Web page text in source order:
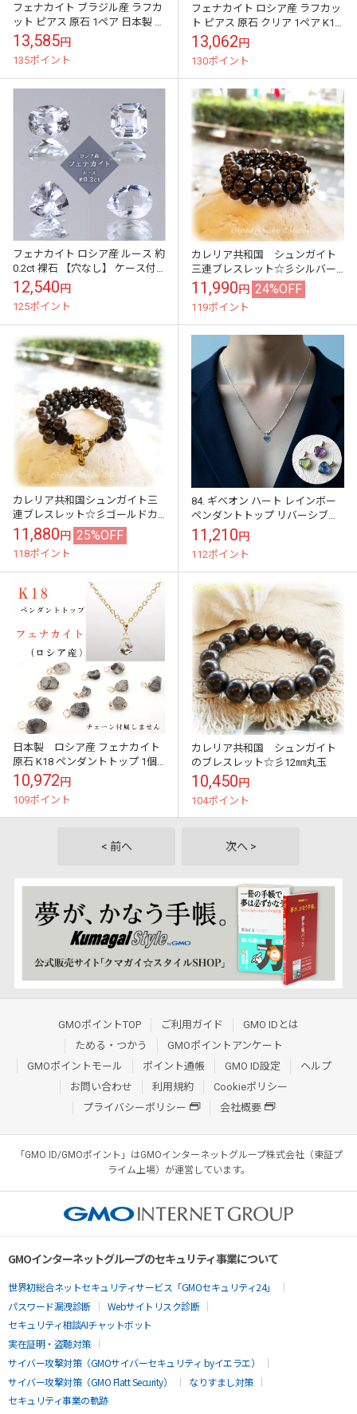
フェナカイト ブラジル産 ラフカ
ット ピアス 原石 1ペア 日本製 パ
ワーストーン レディース アクセ
サリー スピリチュアル 希少...
13,585円
135ポイント
フェナカイト ロシア産 ラフカッ
ト ピアス 原石 クリア 1ペア K18
18金 日本製 パワーストーン レデ
ィース アクセサリー...
13,062円
130ポイント
フェナカイト ロシア産 ルース 約
0.2ct 裸石 【穴なし】 ケース付
き 鑑賞 天然石 鉱物 浄化 お守り
パワーストーン カラ...
12,540円
125ポイント
カレリア共和国 シュンガイト
三連ブレスレット☆彡シルバー
カラー金具タイプ
11,990円 24%OFF
119ポイント
カレリア共和国シュンガイト三
連ブレスレット☆彡ゴールドカ
ラー金具タイプ
11,880円 25%OFF
118ポイント
84. ギベオン ハート レインボー
ペンダントトップ リバーシブル
SV925 隕石 メテオライト 日本製
11,210円
112ポイント
日本製 ロシア産 フェナカイト
原石 K18 ペンダントトップ 1個
天然石 自社工場制作 アカネ
10,972円
109ポイント
カレリア共和国 シュンガイト
のブレスレット☆彡12㎜丸玉
10,450円
104ポイント
< 前へ 次へ >
GMOポイントTOP ご利用ガイド
GMO IDとは
ためる・つかう
GMOポイントアンケート
GMOポイントモール
ポイント通帳 GMO ID設定
ヘルプ
お問い合わせ
利用規約
Cookieポリシー
プライバシーポリシー
会社概要
「GMO ID/GMOポイント」はGMOインターネットグループ株式会社（東証プ
ライム上場）が運営しています。
GMOインターネットグループのセキュリティ事業について
世界初総合ネットセキュリティサービス「GMOセキュリティ24」
パスワード漏洩診断
Webサイトリスク診断
セキュリティ相談AIチャットボット
実在証明・盗聴対策
サイバー攻撃対策（GMOサイバーセキュリティ byイエラエ）
サイバー攻撃対策（GMO Flatt Security）
なりすまし対策
セキュリティ事業の軌跡